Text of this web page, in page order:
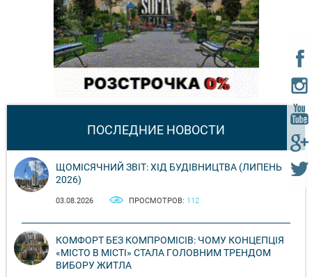
ПОСЛЕДНИЕ НОВОСТИ
ЩОМІСЯЧНИЙ ЗВІТ: ХІД БУДІВНИЦТВА (ЛИПЕНЬ
2026)
03.08.2026 ПРОСМОТРОВ: 112
КОМФОРТ БЕЗ КОМПРОМІСІВ: ЧОМУ КОНЦЕПЦІЯ
«МІСТО В МІСТІ» СТАЛА ГОЛОВНИМ ТРЕНДОМ
ВИБОРУ ЖИТЛА